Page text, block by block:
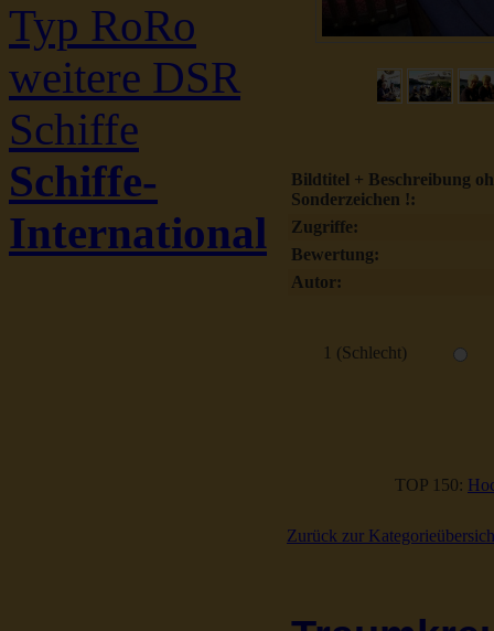
Typ RoRo
weitere DSR
Schiffe
Schiffe-
International
Bildtitel + Beschreibung
Sonderzeichen !:
Zugriffe:
Bewertung:
Autor:
1 (Schlecht)
TOP 150:
Zurück zur